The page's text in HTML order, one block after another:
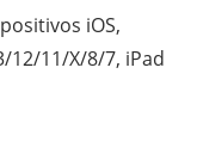
iOS,
11/X/8/7, iPad